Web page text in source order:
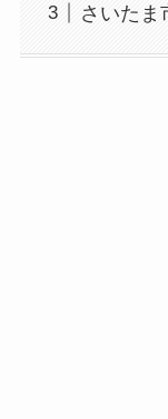
さいた